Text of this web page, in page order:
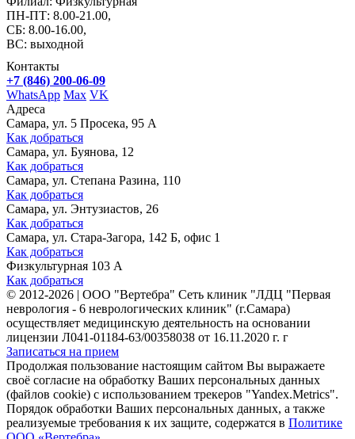
ПН-ПТ: 8.00-21.00,
СБ: 8.00-16.00,
ВС: выходной
Контакты
+7 (846) 200-06-09
WhatsApp Max VK
Адреса
Самара, ул. 5 Просека, 95 А
Как добраться
Самара, ул. Буянова, 12
Как добраться
Самара, ул. Степана Разина, 110
Как добраться
Самара, ул. Энтузиастов, 26
Как добраться
Самара, ул. Стара-Загора, 142 Б, офис 1
Как добраться
Физкультурная 103 А
Как добраться
© 2012-2026 | ООО "Вертебра" Сеть клиник "ЛДЦ "Первая
неврология - 6 неврологических клиник" (г.Самара)
осуществляет медицинскую деятельность на основании
лицензии Л041-01184-63/00358038 от 16.11.2020 г. г
Записаться на прием
Продолжая пользование настоящим сайтом Вы выражаете
своё согласие на обработку Ваших персональных данных
(файлов cookie) с использованием трекеров "Yandex.Metrics".
Порядок обработки Ваших персональных данных, а также
реализуемые требования к их защите, содержатся в Политике